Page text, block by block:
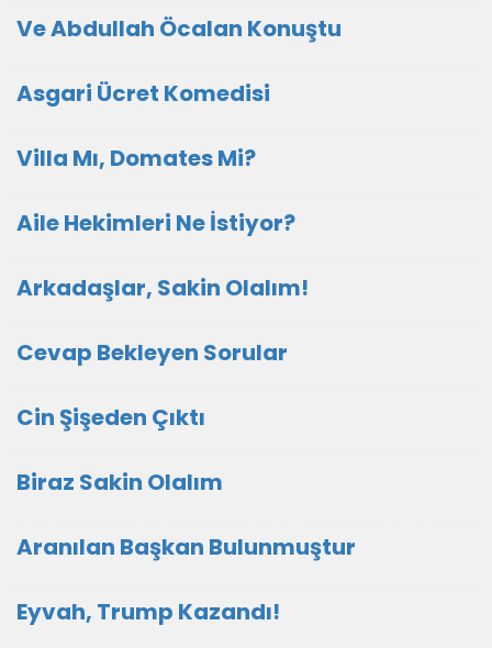
Ve Abdullah Öcalan Konuştu
Asgari Ücret Komedisi
Villa Mı, Domates Mi?
Aile Hekimleri Ne İstiyor?
Arkadaşlar, Sakin Olalım!
Cevap Bekleyen Sorular
Cin Şişeden Çıktı
Biraz Sakin Olalım
Aranılan Başkan Bulunmuştur
Eyvah, Trump Kazandı!